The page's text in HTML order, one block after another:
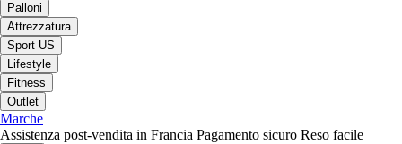
Palloni
Attrezzatura
Sport US
Lifestyle
Fitness
Outlet
Marche
Assistenza post-vendita in Francia Pagamento sicuro Reso facile